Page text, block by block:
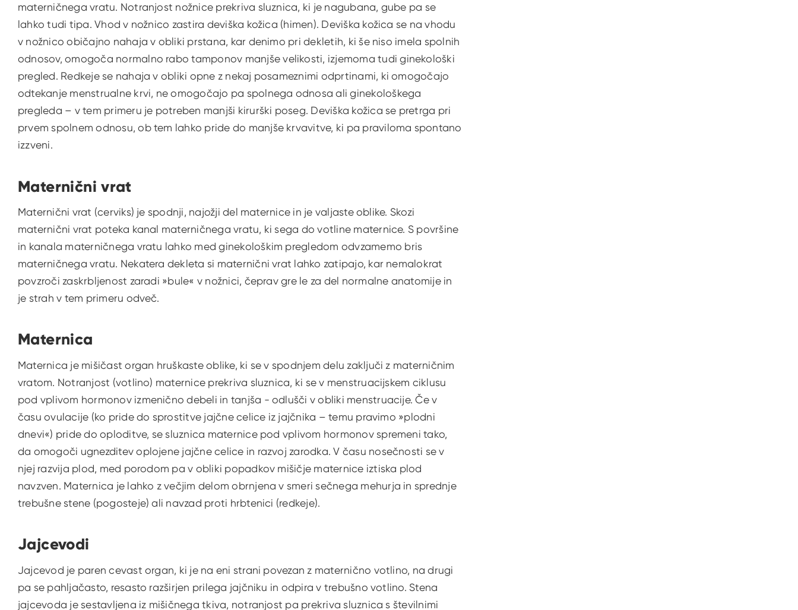
materničnega vratu. Notranjost nožnice prekriva sluznica, ki je nagubana, gube pa se
lahko tudi tipa. Vhod v nožnico zastira deviška kožica (himen). Deviška kožica se na vhodu
v nožnico običajno nahaja v obliki prstana, kar denimo pri dekletih, ki še niso imela spolnih
odnosov, omogoča normalno rabo tamponov manjše velikosti, izjemoma tudi ginekološki
pregled. Redkeje se nahaja v obliki opne z nekaj posameznimi odprtinami, ki omogočajo
odtekanje menstrualne krvi, ne omogočajo pa spolnega odnosa ali ginekološkega
pregleda – v tem primeru je potreben manjši kirurški poseg. Deviška kožica se pretrga pri
prvem spolnem odnosu, ob tem lahko pride do manjše krvavitve, ki pa praviloma spontano
izzveni.
Maternični vrat
Maternični vrat (cerviks) je spodnji, najožji del maternice in je valjaste oblike. Skozi
maternični vrat poteka kanal materničnega vratu, ki sega do votline maternice. S površine
in kanala materničnega vratu lahko med ginekološkim pregledom odvzamemo bris
materničnega vratu. Nekatera dekleta si maternični vrat lahko zatipajo, kar nemalokrat
povzroči zaskrbljenost zaradi »bule« v nožnici, čeprav gre le za del normalne anatomije in
je strah v tem primeru odveč.
Maternica
Maternica je mišičast organ hruškaste oblike, ki se v spodnjem delu zaključi z materničnim
vratom. Notranjost (votlino) maternice prekriva sluznica, ki se v menstruacijskem ciklusu
pod vplivom hormonov izmenično debeli in tanjša - odlušči v obliki menstruacije. Če v
času ovulacije (ko pride do sprostitve jajčne celice iz jajčnika – temu pravimo »plodni
dnevi«) pride do oploditve, se sluznica maternice pod vplivom hormonov spremeni tako,
da omogoči ugnezditev oplojene jajčne celice in razvoj zarodka. V času nosečnosti se v
njej razvija plod, med porodom pa v obliki popadkov mišičje maternice iztiska plod
navzven. Maternica je lahko z večjim delom obrnjena v smeri sečnega mehurja in sprednje
trebušne stene (pogosteje) ali navzad proti hrbtenici (redkeje).
Jajcevodi
Jajcevod je paren cevast organ, ki je na eni strani povezan z maternično votlino, na drugi
pa se pahljačasto, resasto razširjen prilega jajčniku in odpira v trebušno votlino. Stena
jajcevoda je sestavljena iz mišičnega tkiva, notranjost pa prekriva sluznica s številnimi